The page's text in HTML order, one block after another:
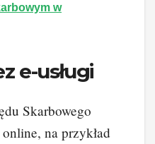
w
e-usługi
Skarbowego
na przykład